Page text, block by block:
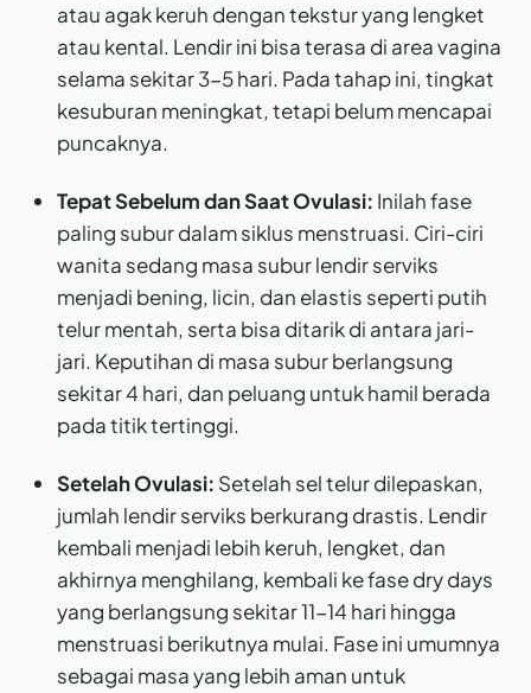
atau agak keruh dengan tekstur yang lengket
atau kental. Lendir ini bisa terasa di area vagina
selama sekitar 3-5 hari. Pada tahap ini, tingkat
kesuburan meningkat, tetapi belum mencapai
puncaknya.
Tepat Sebelum dan Saat Ovulasi: Inilah fase
paling subur dalam siklus menstruasi. Ciri-ciri
wanita sedang masa subur lendir serviks
menjadi bening, licin, dan elastis seperti putih
telur mentah, serta bisa ditarik di antara jari-
jari. Keputihan di masa subur berlangsung
sekitar 4 hari, dan peluang untuk hamil berada
pada titik tertinggi.
Setelah Ovulasi: Setelah sel telur dilepaskan,
jumlah lendir serviks berkurang drastis. Lendir
kembali menjadi lebih keruh, lengket, dan
akhirnya menghilang, kembali ke fase dry days
yang berlangsung sekitar 11-14 hari hingga
menstruasi berikutnya mulai. Fase ini umumnya
sebagai masa yang lebih aman untuk